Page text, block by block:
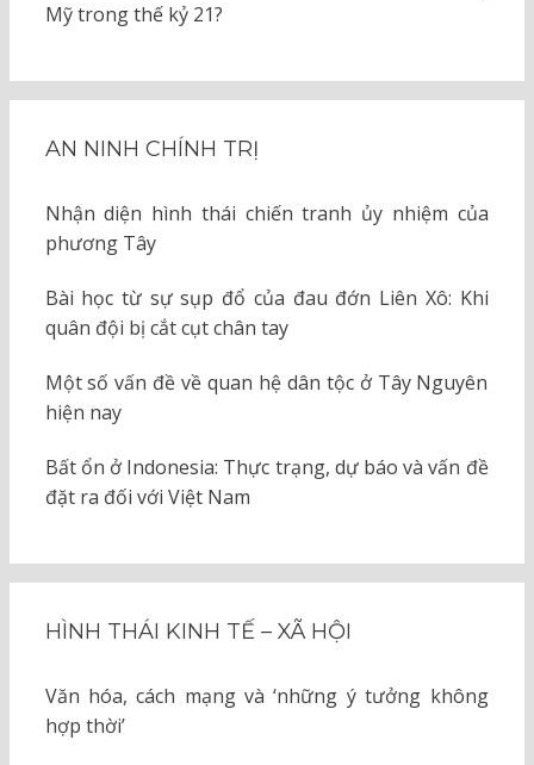
Mỹ trong thế kỷ 21?
AN NINH CHÍNH TRỊ
Nhận diện hình thái chiến tranh ủy nhiệm của
phương Tây
Bài học từ sự sụp đổ của đau đớn Liên Xô: Khi
quân đội bị cắt cụt chân tay
Một số vấn đề về quan hệ dân tộc ở Tây Nguyên
hiện nay
Bất ổn ở Indonesia: Thực trạng, dự báo và vấn đề
đặt ra đối với Việt Nam
HÌNH THÁI KINH TẾ – XÃ HỘI
Văn hóa, cách mạng và ‘những ý tưởng không
hợp thời’